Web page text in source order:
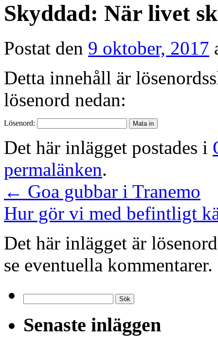
Skyddad: När livet
Postat den 9 oktober, 2017
Detta innehåll är
lösenord nedan:
Lösenord:
Det här inlägget postades i
permalänken.
← Goa gubbar i Tranemo
Hur gör vi med befintligt
Det här inlägget är
se eventuella kommentarer.
efter:
Senaste inläggen